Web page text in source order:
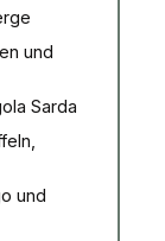
und
Sarda
und